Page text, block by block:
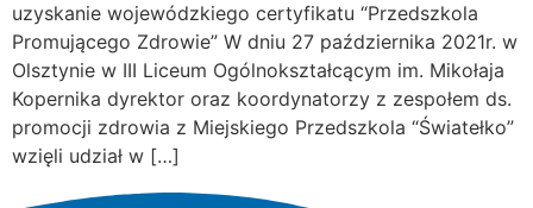
uzyskanie wojewódzkiego certyfikatu “Przedszkola
Promującego Zdrowie” W dniu 27 października 2021r. w
Olsztynie w III Liceum Ogólnokształcącym im. Mikołaja
Kopernika dyrektor oraz koordynatorzy z zespołem ds.
promocji zdrowia z Miejskiego Przedszkola “Światełko”
wzięli udział w […]